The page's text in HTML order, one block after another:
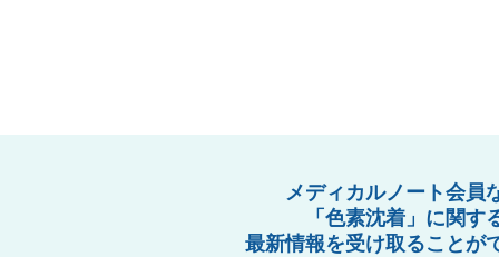
メディカルノート会員
「色素沈着」に関す
最新情報を受け取ることが